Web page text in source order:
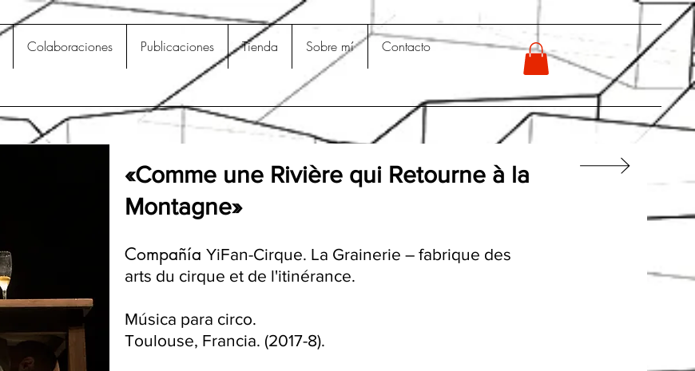
Colaboraciones Publicaciones Tienda Sobre mí Contacto
«Comme une Rivière qui Retourne à la
Montagne»
Compañía YiFan-Cirque. La Grainerie – fabrique des
arts du cirque et de l'itinérance.
​Música para circo.
Toulouse, Francia. (2017-8).